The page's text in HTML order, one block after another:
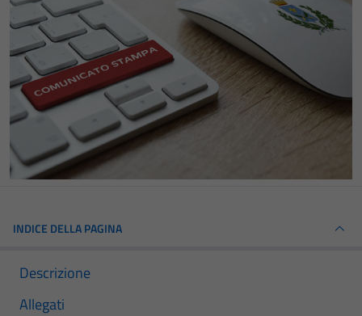
INDICE DELLA PAGINA
Descrizione
Allegati